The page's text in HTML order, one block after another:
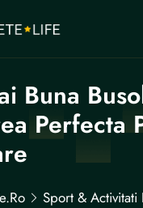
Buna
Perfecta
Sport &